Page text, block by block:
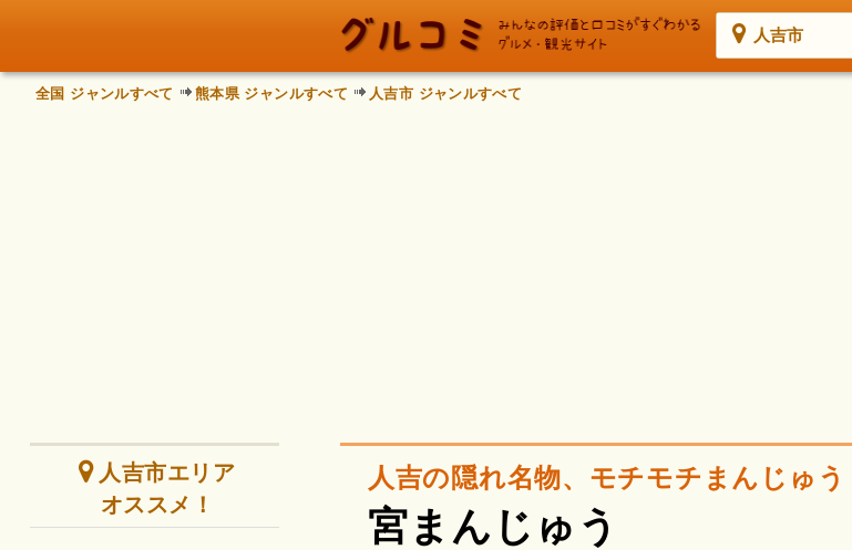
人吉市
全国 ジャンルすべて 熊本県 ジャンルすべて 人吉市 ジャンルすべて
人吉の隠れ名物、モチモチまんじゅう
宮まんじゅう
人吉市エリア
オススメ！